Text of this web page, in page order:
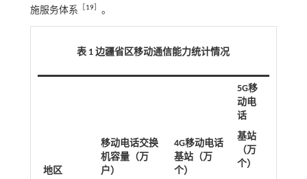
施服务体系 ［19］ 。
表 1 边疆省区移动通信能力统计情况
地区
移动电话交换
机容量（万
户）
4G移动电话
基站（万
个）
5G移
动电
话
基站
（万
个）